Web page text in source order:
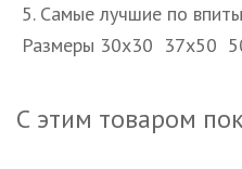
5. Самые лучшие по
Размеры 30х30 37х50
С этим товаром